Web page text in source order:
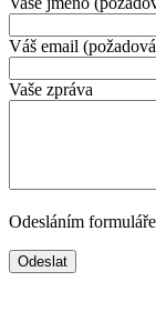
Váš email
Vaše zpráva
Odesláním